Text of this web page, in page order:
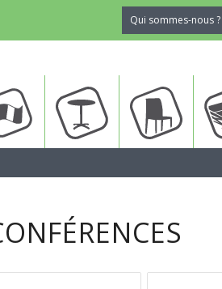
Qui sommes-nous ?
Drapeaux Tables Chaises